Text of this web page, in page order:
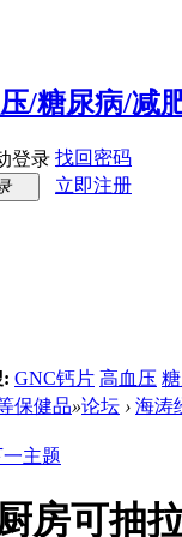
登录 找回密码
立即注册
: GNC钙片 高血压
保健品»论坛 › 海涛
房可抽